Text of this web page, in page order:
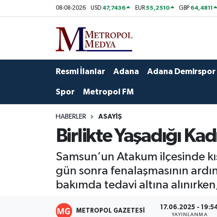
08-08-2026 USD 47,7436 EUR55,2510 GBP 64,4811
Resmi İlanlar Adana Adana Demirspor
Spor Metropol FM
HABERLER ASAYIŞ
Birlikte Yaşadığı
Samsun’un Atakum ilçesinde
gün sonra fenalaşmasının
bakımda tedavi altına
METROPOL GAZETESI 17.06.2025 -
YAYINLANMA
Ekonomi
Özel Haberler
Yerel Yönetim
Kültür-Sanat
Magazin
Yazarlar
Foto Galeri
Seyhan Nöbetçi Eczaneler
Seyhan Hava Durumu
Tüm Manşetler
Son Dakika Haberleri
Haber Arşivi